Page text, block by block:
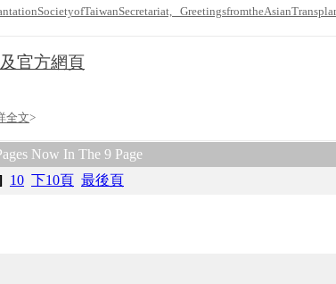
官方網頁
全文>
Now In The 9 Page
10 下10頁 最後頁